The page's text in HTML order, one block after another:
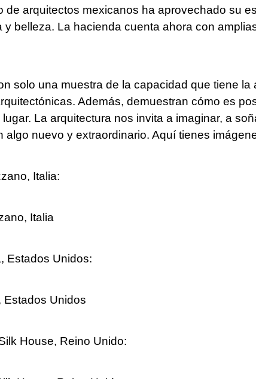
de arquitectos mexicanos ha aprovechado su
y belleza. La hacienda cuenta ahora con
solo una muestra de la capacidad que tiene
Además, demuestran cómo es
La arquitectura nos invita a imaginar, a
algo nuevo y extraordinario. Aquí tienes
Italia:
Estados Unidos:
House, Reino Unido: